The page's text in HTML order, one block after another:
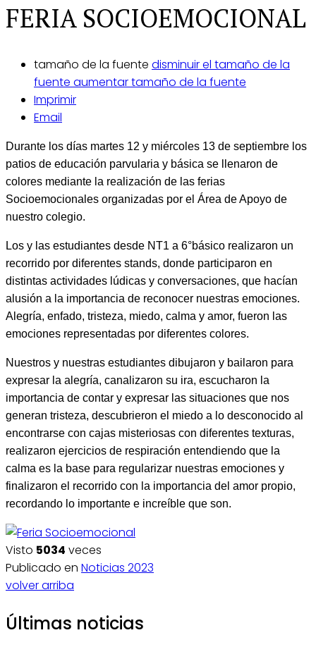
FERIA SOCIOEMOCIONAL
tamaño de la fuente disminuir el tamaño de la
fuente aumentar tamaño de la fuente
Imprimir
Email
Durante los días martes 12 y miércoles 13 de septiembre los
patios de educación parvularia y básica se llenaron de
colores mediante la realización de las ferias
Socioemocionales organizadas por el Área de Apoyo de
nuestro colegio.
Los y las estudiantes desde NT1 a 6°básico realizaron un
recorrido por diferentes stands, donde participaron en
distintas actividades lúdicas y conversaciones, que hacían
alusión a la importancia de reconocer nuestras emociones.
Alegría, enfado, tristeza, miedo, calma y amor, fueron las
emociones representadas por diferentes colores.
Nuestros y nuestras estudiantes dibujaron y bailaron para
expresar la alegría, canalizaron su ira, escucharon la
importancia de contar y expresar las situaciones que nos
generan tristeza, descubrieron el miedo a lo desconocido al
encontrarse con cajas misteriosas con diferentes texturas,
realizaron ejercicios de respiración entendiendo que la
calma es la base para regularizar nuestras emociones y
finalizaron el recorrido con la importancia del amor propio,
recordando lo importante e increíble que son.
Visto 5034 veces
Publicado en Noticias 2023
volver arriba
Últimas noticias